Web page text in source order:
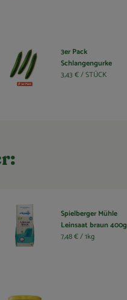
ändern
3er Pack
Schlangengurke
3,43 € /STÜCK
ändern
Spielberger Mühle
Leinsaat braun 400g
7,48 € /1kg